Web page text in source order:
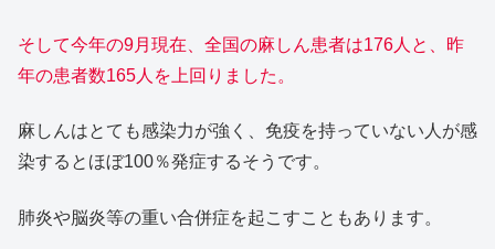
そして今年の9月現在、全国の麻しん患者は176人と、昨
年の患者数165人を上回りました。
麻しんはとても感染力が強く、免疫を持っていない人が感
染するとほぼ100％発症するそうです。
肺炎や脳炎等の重い合併症を起こすこともあります。